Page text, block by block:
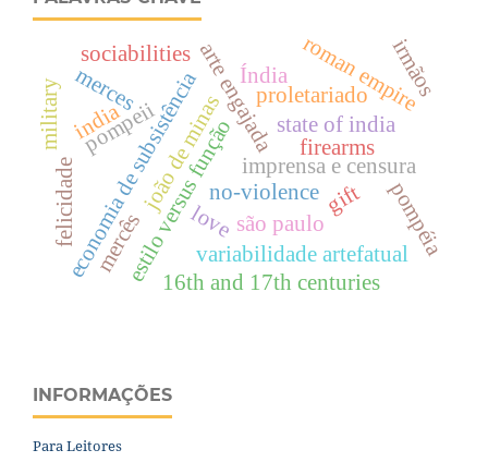
imprensa e censura
arte engajada
economia de subsistência são paulo
proletariado
joão de minas
estilo versus funçãovariabilidade artefatual
roman empire
pompeii
pompéia
felicidade no-violence
love
gift
merces
military
mercês
state of india
16th and 17th centuries
india
firearms
Índia
sociabilities irmãos
INFORMAÇÕES
Para Leitores